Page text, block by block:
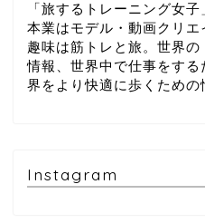
「旅するトレーニング女子
本業はモデル・動画クリエ
趣味は筋トレと旅。世界
情報、世界中で仕事をす
界をより快適に歩くための
Instagram